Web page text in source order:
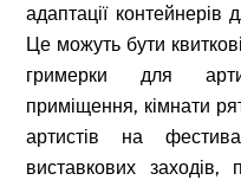
адаптації контейнерів
Це можуть бути
гримерки для
приміщення, кімнати
артистів на
виставкових заходів,